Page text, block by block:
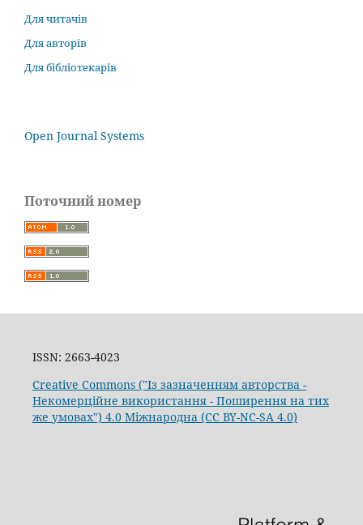
Для читачів
Для авторів
Для бібліотекарів
Open Journal Systems
Поточний номер
ISSN: 2663-4023
Creative Commons ("Із зазначенням авторства -
Некомерційне використання - Поширення на тих
же умовах") 4.0 Міжнародна (CC BY-NC-SA 4.0)